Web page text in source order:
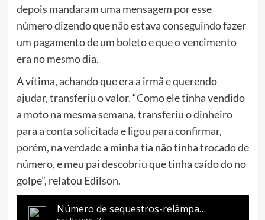
depois mandaram uma mensagem por esse
número dizendo que não estava conseguindo fazer
um pagamento de um boleto e que o vencimento
era no mesmo dia.
A vítima, achando que era a irmã e querendo
ajudar, transferiu o valor. “Como ele tinha vendido
a moto na mesma semana, transferiu o dinheiro
para a conta solicitada e ligou para confirmar,
porém, na verdade a minha tia não tinha trocado de
número, e meu pai descobriu que tinha caído do no
golpe”, relatou Edilson.